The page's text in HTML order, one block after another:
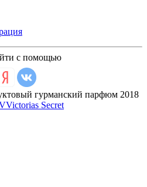
с помощью
гурманский парфюм 2018